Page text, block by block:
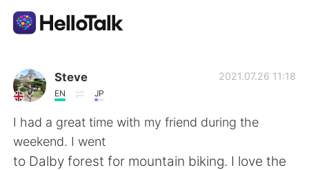
Language Exchange App
AI Grammar Checker
English
Steve
EN JP
2021.07.26 11:18
I had a great time with my friend during the
weekend. I went
to Dalby forest for mountain biking. I love the